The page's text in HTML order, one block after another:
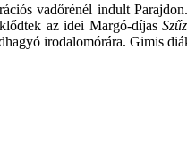
vadőrénél indult
az idei Margó-díjas
irodalomórára. Gimis